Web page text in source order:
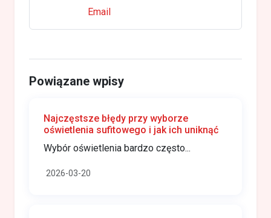
Email
Powiązane wpisy
Najczęstsze błędy przy wyborze
oświetlenia sufitowego i jak ich uniknąć
Wybór oświetlenia bardzo często...
2026-03-20